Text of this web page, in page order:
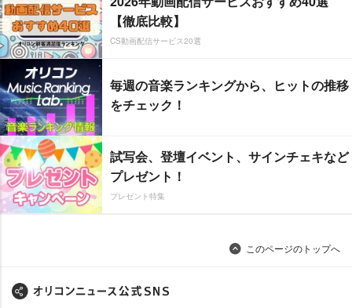
【徹底比較】
CS動画配信サービス20選
毎週の音楽ランキングから、ヒットの推移
をチェック！
試写会、登壇イベント、サインチェキなど
プレゼント！
プレゼント特集
このページのトップへ